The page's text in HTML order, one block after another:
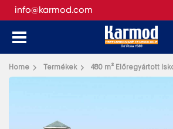
info@karmod.com
Home Termékek 480 m² Előregyártott